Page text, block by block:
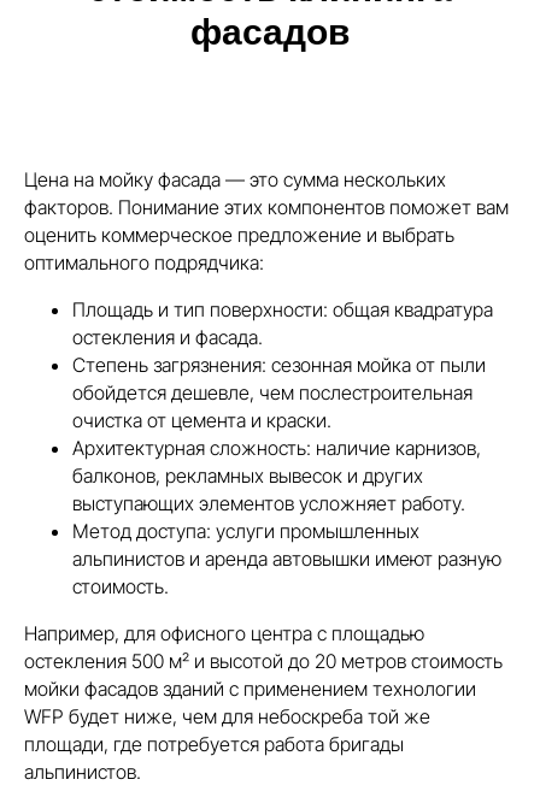
фасадов
Цена на мойку фасада — это сумма нескольких
факторов. Понимание этих компонентов поможет вам
оценить коммерческое предложение и выбрать
оптимального подрядчика:
Площадь и тип поверхности: общая квадратура
остекления и фасада.
Степень загрязнения: сезонная мойка от пыли
обойдется дешевле, чем послестроительная
очистка от цемента и краски.
Архитектурная сложность: наличие карнизов,
балконов, рекламных вывесок и других
выступающих элементов усложняет работу.
Метод доступа: услуги промышленных
альпинистов и аренда автовышки имеют разную
стоимость.
Например, для офисного центра с площадью
остекления 500 м² и высотой до 20 метров стоимость
мойки фасадов зданий с применением технологии
WFP будет ниже, чем для небоскреба той же
площади, где потребуется работа бригады
альпинистов.